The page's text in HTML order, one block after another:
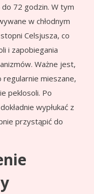
72 godzin. W tym
w chłodnym
Celsjusza, co
i zapobiegania
Ważne jest,
regularnie mieszane,
peklosoli. Po
wypłukać z
przystąpić do